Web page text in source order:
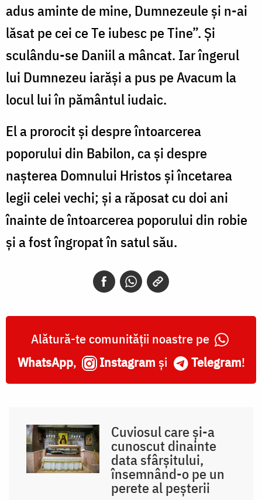
adus aminte de mine, Dumnezeule și n-ai
lăsat pe cei ce Te iubesc pe Tine”. Și
sculându-se Daniil a mâncat. Iar îngerul
lui Dumnezeu iarăși a pus pe Avacum la
locul lui în pământul iudaic.
El a prorocit și despre întoarcerea
poporului din Babilon, ca și despre
nașterea Domnului Hristos și încetarea
legii celei vechi; și a răposat cu doi ani
înainte de întoarcerea poporului din robie
și a fost îngropat în satul său.
Alătură-te comunității noastre pe
WhatsApp, Instagram și Telegram!
Cuviosul care și-a
cunoscut dinainte
data sfârșitului,
însemnând-o pe un
perete al peșterii